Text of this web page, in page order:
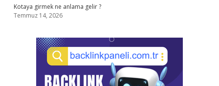
Kotaya girmek ne anlama gelir ?
Temmuz 14, 2026